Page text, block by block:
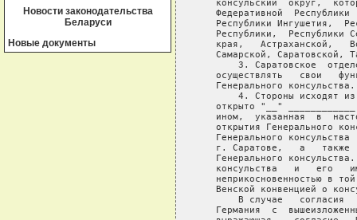
Новости законодательства
Беларуси
Новые документы
консульский  округ,
Федеративной  Республики
Республики Ингушетия,
Республики,  Республики
края,   Астраханской,
Самарской, Саратовской,
3. Саратовское
осуществлять   свои
   Генерального консульства.
4. Стороны исходят
открыто "__"
ином,  указанная  в
открытия Генерального
Генерального консульства
г. Саратове,   а   также
Генерального
консульства   и   его
неприкосновенностью в
Венской конвенцией о
В случае   согласия
Германия  с